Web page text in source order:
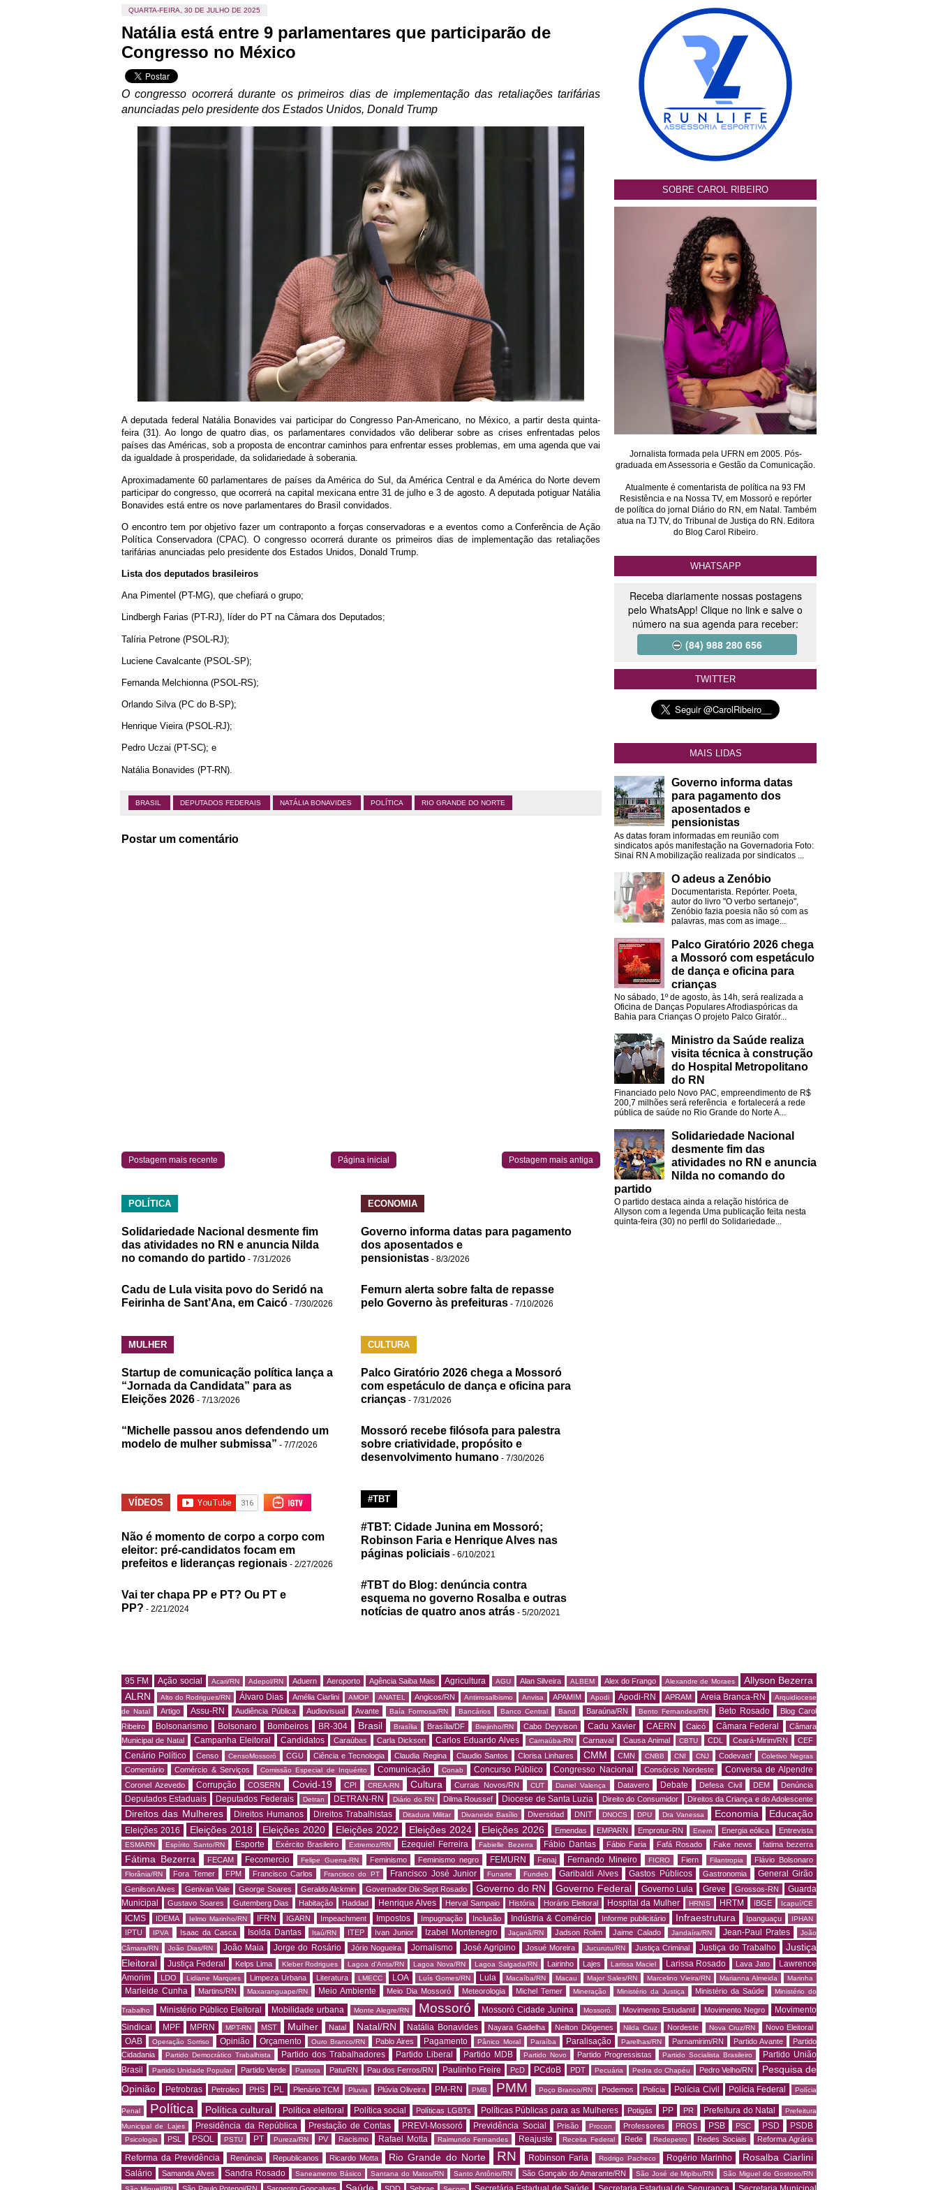
QUARTA-FEIRA, 30 DE JULHO DE 2025
Natália está entre 9 parlamentares que participarão de
Congresso no México
O congresso ocorrerá durante os primeiros dias de implementação das retaliações tarifárias
anunciadas pelo presidente dos Estados Unidos, Donald Trump
A deputada federal Natália Bonavides vai participar do Congresso Pan-Americano, no México, a partir desta quinta-
feira (31). Ao longo de quatro dias, os parlamentares convidados vão deliberar sobre as crises enfrentadas pelos
países das Américas, sob a proposta de encontrar caminhos para enfrentar esses problemas, em uma agenda que vai
da igualdade à prosperidade, da solidariedade à soberania.
Aproximadamente 60 parlamentares de países da América do Sul, da América Central e da América do Norte devem
participar do congresso, que ocorrerá na capital mexicana entre 31 de julho e 3 de agosto. A deputada potiguar Natália
Bonavides está entre os nove parlamentares do Brasil convidados.
O encontro tem por objetivo fazer um contraponto a forças conservadoras e a eventos como a Conferência de Ação
Política Conservadora (CPAC). O congresso ocorrerá durante os primeiros dias de implementação das retaliações
tarifárias anunciadas pelo presidente dos Estados Unidos, Donald Trump.
Lista dos deputados brasileiros
Ana Pimentel (PT-MG), que chefiará o grupo;
Lindbergh Farias (PT-RJ), líder do PT na Câmara dos Deputados;
Talíria Petrone (PSOL-RJ);
Luciene Cavalcante (PSOL-SP);
Fernanda Melchionna (PSOL-RS);
Orlando Silva (PC do B-SP);
Henrique Vieira (PSOL-RJ);
Pedro Uczai (PT-SC); e
Natália Bonavides (PT-RN).
BRASIL DEPUTADOS FEDERAIS NATÁLIA BONAVIDES POLÍTICA RIO GRANDE DO NORTE
Postar um comentário
Postagem mais recente Postagem mais antiga
Página inicial
POLÍTICA
Solidariedade Nacional desmente fim
das atividades no RN e anuncia Nilda
no comando do partido - 7/31/2026
Cadu de Lula visita povo do Seridó na
Feirinha de Sant’Ana, em Caicó - 7/30/2026
ECONOMIA
Governo informa datas para pagamento
dos aposentados e
pensionistas - 8/3/2026
Femurn alerta sobre falta de repasse
pelo Governo às prefeituras - 7/10/2026
MULHER
Startup de comunicação política lança a
“Jornada da Candidata” para as
Eleições 2026 - 7/13/2026
“Michelle passou anos defendendo um
modelo de mulher submissa” - 7/7/2026
CULTURA
Palco Giratório 2026 chega a Mossoró
com espetáculo de dança e oficina para
crianças - 7/31/2026
Mossoró recebe filósofa para palestra
sobre criatividade, propósito e
desenvolvimento humano - 7/30/2026
VÍDEOS
Não é momento de corpo a corpo com
eleitor: pré-candidatos focam em
prefeitos e lideranças regionais - 2/27/2026
Vai ter chapa PP e PT? Ou PT e
PP? - 2/21/2024
#TBT
#TBT: Cidade Junina em Mossoró;
Robinson Faria e Henrique Alves nas
páginas policiais - 6/10/2021
#TBT do Blog: denúncia contra
esquema no governo Rosalba e outras
notícias de quatro anos atrás - 5/20/2021
SOBRE CAROL RIBEIRO
Jornalista formada pela UFRN em 2005. Pós-
graduada em Assessoria e Gestão da Comunicação.
Atualmente é comentarista de política na 93 FM
Resistência e na Nossa TV, em Mossoró e repórter
de política do jornal Diário do RN, em Natal. Também
atua na TJ TV, do Tribunal de Justiça do RN. Editora
do Blog Carol Ribeiro.
WHATSAPP
Receba diariamente nossas postagens
pelo WhatsApp! Clique no link e salve o
número na sua agenda para receber:
(84) 988 280 656
TWITTER
MAIS LIDAS
Governo informa datas
para pagamento dos
aposentados e
pensionistas
As datas foram informadas em reunião com
sindicatos após manifestação na Governadoria Foto:
Sinai RN A mobilização realizada por sindicatos ...
O adeus a Zenóbio
Documentarista. Repórter. Poeta,
autor do livro "O verbo sertanejo",
Zenóbio fazia poesia não só com as
palavras, mas com as image...
Palco Giratório 2026 chega
a Mossoró com espetáculo
de dança e oficina para
crianças
No sábado, 1º de agosto, às 14h, será realizada a
Oficina de Danças Populares Afrodiaspóricas da
Bahia para Crianças O projeto Palco Giratór...
Ministro da Saúde realiza
visita técnica à construção
do Hospital Metropolitano
do RN
Financiado pelo Novo PAC, empreendimento de R$
200,7 milhões será referência e fortalecerá a rede
pública de saúde no Rio Grande do Norte A...
Solidariedade Nacional
desmente fim das
atividades no RN e anuncia
Nilda no comando do
partido
O partido destaca ainda a relação histórica de
Allyson com a legenda Uma publicação feita nesta
quinta-feira (30) no perfil do Solidariedade...
95 FM Ação social Acari/RN Adepol/RN Aduern Aeroporto Agência Saiba Mais Agricultura AGU Alan Silveira ALBEM Alex do Frango Alexandre de Moraes
Allyson Bezerra
ALRN
Alto do Rodrigues/RN Álvaro Dias Amélia Ciarlini AMOP ANATEL Angicos/RN Antirrosalbismo Anvisa APAMIM Apodi Apodi-RN APRAM Areia Branca-RN
Arquidiocese
de Natal
Artigo Assu-RN Audiência Pública Audiovisual Avante Baía Formosa/RN Bancários Banco Central Band Baraúna/RN Bento Fernandes/RN Beto Rosado
Blog Carol
Ribeiro
Bolsonarismo Bolsonaro Bombeiros BR-304 Brasil Brasília Brasília/DF Brejinho/RN Cabo Deyvison Cadu Xavier CAERN Caicó Câmara Federal
Câmara
Municipal de Natal
Campanha Eleitoral Candidatos Caraúbas Carla Dickson Carlos Eduardo Alves Carnaúba-RN Carnaval Causa Animal CBTU CDL Ceará-Mirim/RN CEF
Cenário Político Censo CensoMossoró CGU Ciência e Tecnologia Claudia Regina Claudio Santos Clorisa Linhares CMM CMN CNBB CNI CNJ Codevasf Coletivo Negras
Comentário Comércio & Serviços Comissão Especial de Inquérito Comunicação Conab Concurso Público Congresso Nacional Consórcio Nordeste Conversa de Alpendre
Coronel Azevedo Corrupção COSERN Covid-19 CPI CREA-RN Cultura Currais Novos/RN CUT Daniel Valença Datavero Debate Defesa Civil DEM Denúncia
Deputados Estaduais Deputados Federais Detran DETRAN-RN Diário do RN Dilma Roussef Diocese de Santa Luzia Direito do Consumidor Direitos da Criança e do Adolescente
Direitos das Mulheres Direitos Humanos Direitos Trabalhistas Ditadura Militar Divaneide Basílio Diversidad DNIT DNOCS DPU Dra Vanessa Economia Educação
Eleições 2016 Eleições 2018 Eleições 2020 Eleições 2022 Eleições 2024 Eleições 2026 Emendas EMPARN Emprotur-RN Enem Energia eólica Entrevista
ESMARN Espírito Santo/RN Esporte Exército Brasileiro Extremoz/RN Ezequiel Ferreira Fabielle Bezerra Fábio Dantas Fábio Faria Fafá Rosado Fake news fatima bezerra
Fátima Bezerra FECAM Fecomercio Felipe Guerra-RN Feminismo Feminismo negro FEMURN Fenaj Fernando Mineiro FICRO Fiern Filantropia Flávio Bolsonaro
Florânia/RN Fora Temer FPM Francisco Carlos Francisco do PT Francisco José Junior Funarte Fundeb Garibaldi Alves Gastos Públicos Gastronomia General Girão
Genilson Alves Genivan Vale George Soares Geraldo Alckmin Governador Dix-Sept Rosado Governo do RN Governo Federal Governo Lula Greve Grossos-RN
Guarda
Municipal
Gustavo Soares Gutemberg Dias Habitação Haddad Henrique Alves Herval Sampaio História Horário Eleitoral Hospital da Mulher HRNIS HRTM IBGE Icapuí/CE
ICMS IDEMA Ielmo Marinho/RN IFRN IGARN Impeachment Impostos Impugnação Inclusão Indústria & Comércio Informe publicitário Infraestrutura Ipanguaçu IPHAN
IPTU IPVA Isaac da Casca Isolda Dantas Itaú/RN ITEP Ivan Junior Izabel Montenegro Jaçanã/RN Jadson Rolim Jaime Calado Jandaíra/RN Jean-Paul Prates
João
Câmara/RN
João Dias/RN João Maia Jorge do Rosário Jório Nogueira Jornalismo José Agripino Josué Moreira Jucurutu/RN Justiça Criminal Justiça do Trabalho
Justiça
Eleitoral
Justiça Federal Kelps Lima Kleber Rodrigues Lagoa d'Anta/RN Lagoa Nova/RN Lagoa Salgada/RN Lairinho Lajes Larissa Maciel Larissa Rosado Lava Jato
Lawrence
Amorim
LDO Lidiane Marques Limpeza Urbana Literatura LMECC LOA Luís Gomes/RN Lula Macaíba/RN Macau Major Sales/RN Marcelino Vieira/RN Marianna Almeida Marinha
Marleide Cunha Martins/RN Maxaranguape/RN Meio Ambiente Meio Dia Mossoró Meteorologia Michel Temer Mineração Ministério da Justiça Ministério da Saúde Ministério do
Trabalho Ministério Público Eleitoral Mobilidade urbana Monte Alegre/RN Mossoró Mossoró Cidade Junina Mossoró. Movimento Estudantil Movimento Negro
Movimento
Sindical
MPF MPRN MPT-RN MST Mulher Natal Natal/RN Natália Bonavides Nayara Gadelha Neilton Diógenes Nilda Cruz Nordeste Nova Cruz/RN Novo Eleitoral
OAB Operação Sorriso Opinião Orçamento Ouro Branco/RN Pablo Aires Pagamento Pânico Moral Paraíba Paralisação Parelhas/RN Parnamirim/RN Partido Avante
Partido
Cidadania
Partido Democrático Trabalhista Partido dos Trabalhadores Partido Liberal Partido MDB Partido Novo Partido Progressistas Partido Socialista Brasileiro
Partido União
Brasil
Partido Unidade Popular Partido Verde Patriota Patu/RN Pau dos Ferros/RN Paulinho Freire PcD PCdoB PDT Pecuária Pedra do Chapéu Pedro Velho/RN
Pesquisa de
Opinião
Petrobras Petroleo PHS PL Plenário TCM Pluvia Plúvia Oliveira PM-RN PMB PMM Poço Branco/RN Podemos Polícia Polícia Civil Polícia Federal Polícia
Penal Política Política cultural Política eleitoral Política social Políticas LGBTs Políticas Públicas para as Mulheres Potigás PP PR Prefeitura do Natal
Prefeitura
Municipal de Lajes
Presidência da República Prestação de Contas PREVI-Mossoró Previdência Social Prisão Procon Professores PROS PSB PSC PSD PSDB
Psicologia PSL PSOL PSTU PT Pureza/RN PV Racismo Rafael Motta Raimundo Fernandes Reajuste Receita Federal Rede Redepetro Redes Sociais Reforma Agrária
Reforma da Previdência Renúncia Republicanos Ricardo Motta Rio Grande do Norte RN Robinson Faria Rodrigo Pacheco Rogério Marinho Rosalba Ciarlini
Salário Samanda Alves Sandra Rosado Saneamento Básico Santana do Matos/RN Santo Antônio/RN São Gonçalo do Amarante/RN São José de Mipibu/RN
São Miguel do Gostoso/RN
Saúde